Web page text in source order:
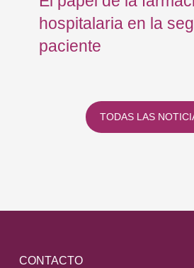
hospitalaria en la
paciente
TODAS LAS
CONTACTO